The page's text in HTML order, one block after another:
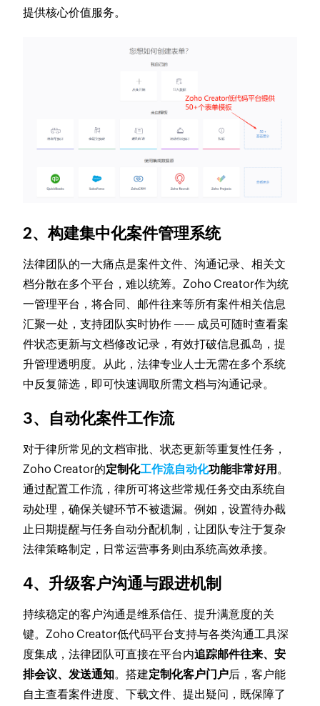
提供核心价值服务。
2、构建集中化案件管理系统
法律团队的一大痛点是案件文件、沟通记录、相关文
档分散在多个平台，难以统筹。Zoho Creator作为统
一管理平台，将合同、邮件往来等所有案件相关信息
汇聚一处，支持团队实时协作 —— 成员可随时查看案
件状态更新与文档修改记录，有效打破信息孤岛，提
升管理透明度。从此，法律专业人士无需在多个系统
中反复筛选，即可快速调取所需文档与沟通记录。
3、自动化案件工作流
对于律所常见的文档审批、状态更新等重复性任务，
Zoho Creator的定制化工作流自动化功能非常好用 。
通过配置工作流，律所可将这些常规任务交由系统自
动处理，确保关键环节不被遗漏。例如，设置待办截
止日期提醒与任务自动分配机制，让团队专注于复杂
法律策略制定，日常运营事务则由系统高效承接。
4、升级客户沟通与跟进机制
持续稳定的客户沟通是维系信任、提升满意度的关
键。Zoho Creator低代码平台支持与各类沟通工具深
度集成，法律团队可直接在平台内追踪邮件往来、安
排会议、发送通知。搭建定制化客户门户后，客户能
自主查看案件进度、下载文件、提出疑问，既保障了